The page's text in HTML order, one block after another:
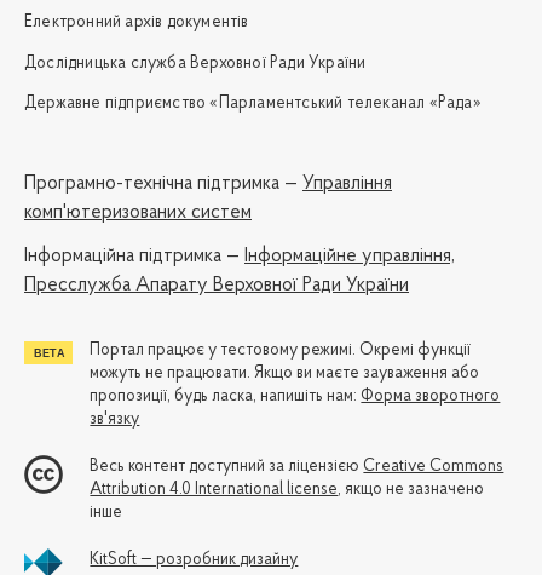
Електронний архів документів
Дослідницька служба Верховної Ради України
Державне підприємство «Парламентський телеканал «Рада»
Програмно-технічна підтримка — Управління
комп'ютеризованих систем
Iнформаційна підтримка — Інформаційне управління,
Пресслужба Апарату Верховної Ради України
Портал працює у тестовому режимі. Окремі функції
можуть не працювати. Якщо ви маєте зауваження або
пропозиції, будь ласка, напишіть нам: Форма зворотного
зв'язку
Весь контент доступний за ліцензією Creative Commons
Attribution 4.0 International license, якщо не зазначено
інше
KitSoft — розробник дизайну